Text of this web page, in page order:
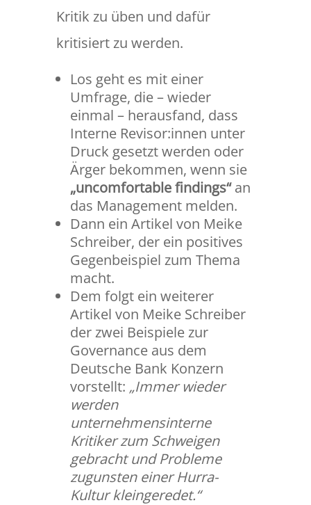
Kritik zu üben und dafür
kritisiert zu werden.
Los geht es mit einer
Umfrage, die – wieder
einmal – herausfand, dass
Interne Revisor:innen unter
Druck gesetzt werden oder
Ärger bekommen, wenn sie
„uncomfortable findings“an
das Management melden.
Dann ein Artikel von Meike
Schreiber, der ein positives
Gegenbeispiel zum Thema
macht.
Dem folgt ein weiterer
Artikel von Meike Schreiber
der zwei Beispiele zur
Governance aus dem
Deutsche Bank Konzern
vorstellt: „Immer wieder
werden
unternehmensinterne
Kritiker zum Schweigen
gebracht und Probleme
zugunsten einer Hurra-
Kultur kleingeredet.“